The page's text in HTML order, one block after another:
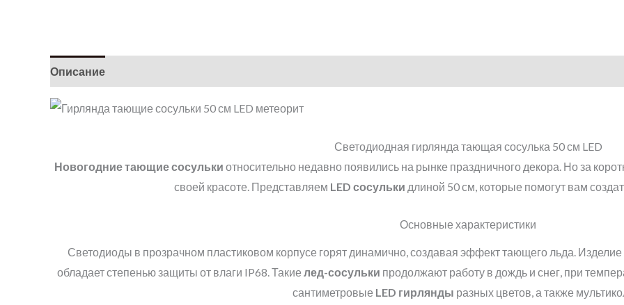
Описание
Светодиодная гирлянда тающая сосулька 50 см LED
Новогодние тающие сосульки относительно недавно появились на рынке праздничного декора. Но за
своей красоте. Представляем LED сосульки длиной 50 см, которые помогут вам
Основные характеристики
Светодиоды в прозрачном пластиковом корпусе горят динамично, создавая эффект тающего льда.
обладает степенью защиты от влаги IP68. Такие лед-сосульки продолжают работу в дождь и снег, при
сантиметровые LED гирлянды разных цветов, а также